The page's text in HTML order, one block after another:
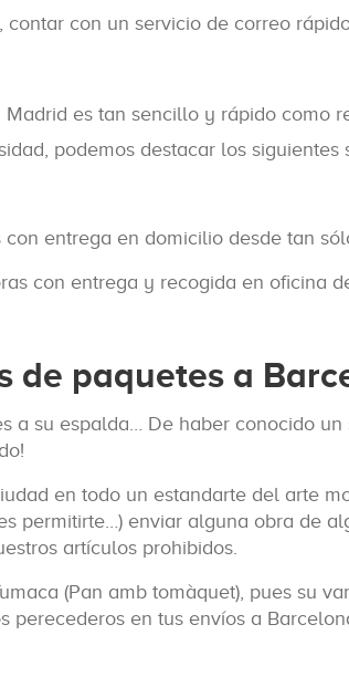
con un servicio de correo
es tan sencillo y rápido como
podemos destacar los siguientes
entrega en domicilio desde tan
con entrega y recogida en oficina
de paquetes a
su espalda… De haber conocido
en todo un estandarte del arte
permitirte…) enviar alguna obra de
artículos prohibidos.
(Pan amb tomàquet), pues su
en tus envíos a